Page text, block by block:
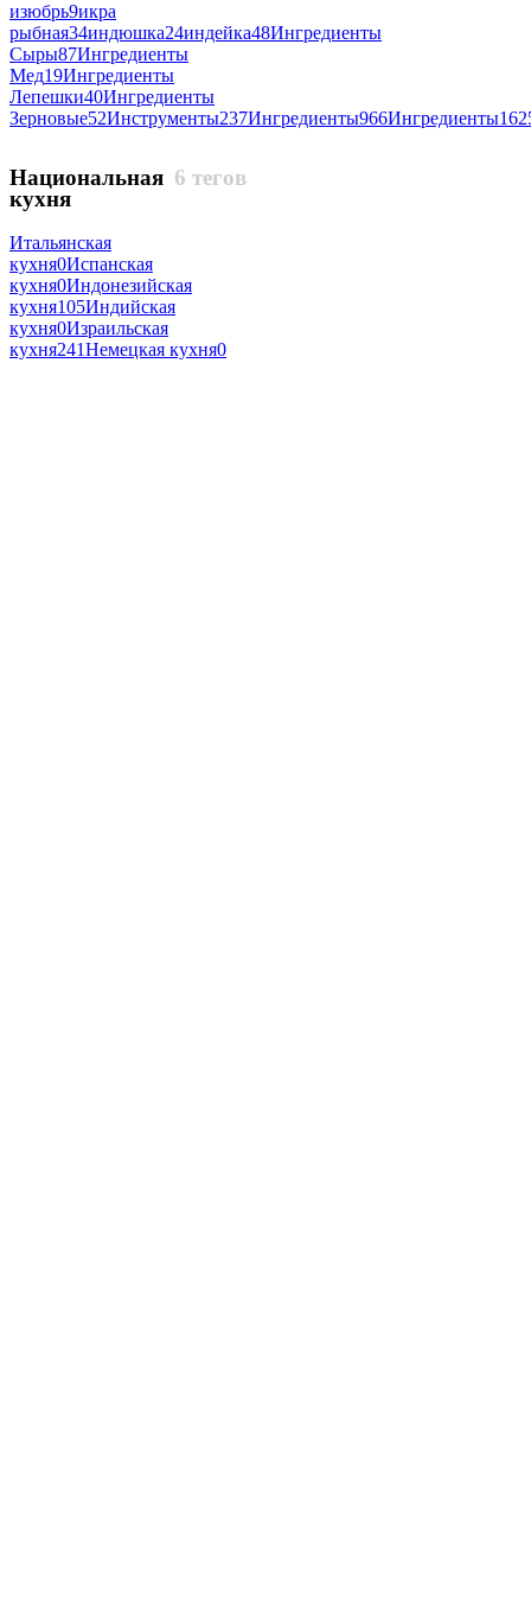
изюбрь9икра
рыбная34индюшка24индейка48Ингредиенты
Сыры87Ингредиенты
Мед19Ингредиенты
Лепешки40Ингредиенты
Зерновые52Инструменты237Ингредиенты966Ингредиенты
6 тегов
Национальная
кухня
Итальянская
кухня0Испанская
кухня0Индонезийская
кухня105Индийская
кухня0Израильская
кухня241Немецкая кухня0